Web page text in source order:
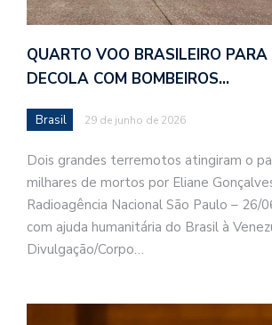
QUARTO VOO BRASILEIRO
DECOLA COM BOMBEIROS…
Brasil 29 de junho de 2026
Dois grandes terremotos atingiram o
milhares de mortos por Eliane
Radioagência Nacional São Paulo – 26/
com ajuda humanitária do Brasil à
Divulgação/Corpo…